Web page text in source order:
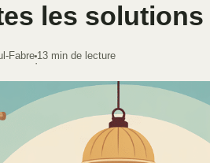
les
Fabre
·
13 min de lecture